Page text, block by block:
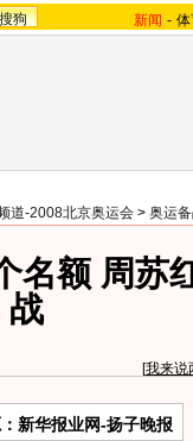
狗 新闻 -
道-2008北京奥运会 > 奥运
名额 周苏
战
[我来说
新华报业网-扬子晚报